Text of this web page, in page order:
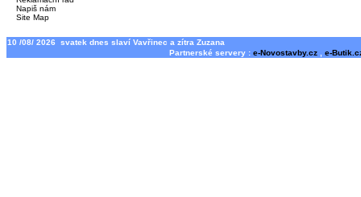
Napiš nám
Site Map
10 /08/ 2026 svatek dnes slaví Vavřinec a zítra Zuzana
Partnerské servery : e-Novostavby.cz e-